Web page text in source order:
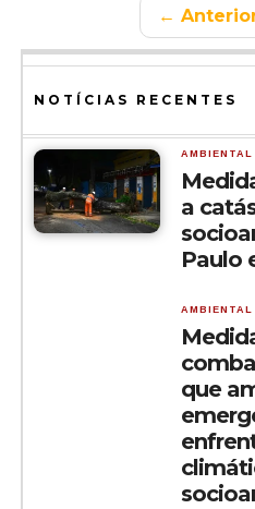
←
NOTÍCIAS RECENTES
AMBIENTAL
a
Paulo
AMBIENTAL
que